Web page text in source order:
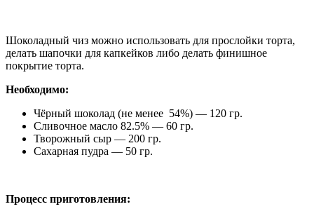
Шоколадный чиз можно использовать для прослойки торта,
делать шапочки для капкейков либо делать финишное
покрытие торта.
Необходимо:
Чёрный шоколад (не менее 54%) — 120 гр.
Сливочное масло 82.5% — 60 гр.
Творожный сыр — 200 гр.
Сахарная пудра — 50 гр.
Процесс приготовления: